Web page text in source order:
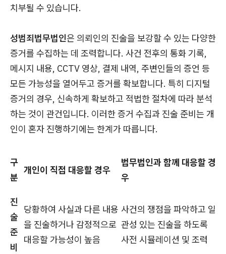
치부될 수 있습니다.
성범죄법무법인은 의뢰인의 진술을 보강할 수 있는 다양한
증거를 수집하는 데 조력합니다. 사건 전후의 통화 기록,
메시지 내용, CCTV 영상, 결제 내역, 주변인들의 증언 등
모든 가능성을 열어두고 증거를 확보합니다. 특히 디지털
증거의 경우, 신속하게 확보하고 적법한 절차에 따라 분석
하는 것이 관건입니다. 이러한 증거 수집과 진술 준비는 개
인이 혼자 진행하기에는 한계가 따릅니다.
구
분
개인이 직접 대응할 경우
법무법인과 함께 대응할 경
우
진
술
준
비
당황하여 사실과 다른 내용
을 진술하거나 감정적으로
대응할 가능성이 높음
사건의 쟁점을 파악하고 일
관성 있는 진술을 하도록
사전 시뮬레이션 및 조력